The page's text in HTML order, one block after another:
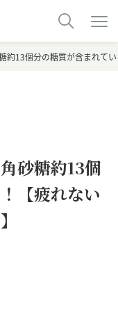
約13個分の糖質が含まれて
砂糖約13個
【疲れない